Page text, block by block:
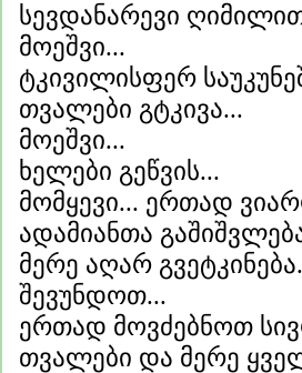
სევდანარევი
მოეშვი...
ტკივილისფერ
თვალები გტკივა...
მოეშვი...
ხელები გეწვის...
მომყევი... ერთად
ადამიანთა
მერე აღარ
შევუნდოთ...
ერთად მოვძებნოთ
თვალები და მერე